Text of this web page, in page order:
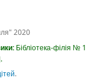
2020
Бібліотека-філія № 1
.
.